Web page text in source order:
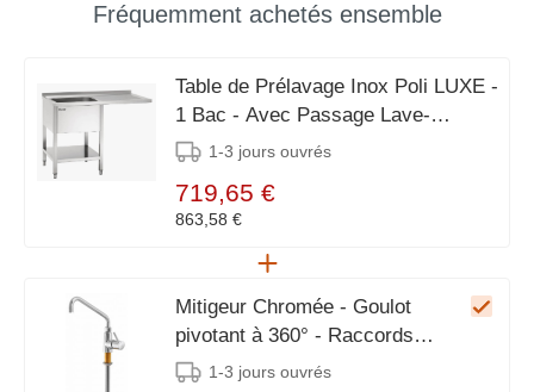
Fréquemment achetés ensemble
Table de Prélavage Inox Poli LUXE -
1 Bac - Avec Passage Lave-
Vaisselle à Droite - 1200x700x850-
1-3 jours ouvrés
719,65 €
863,58 €
Mitigeur Chromée - Goulot
pivotant à 360° - Raccords
Tuyaux en Cuivre Ø15mm
1-3 jours ouvrés